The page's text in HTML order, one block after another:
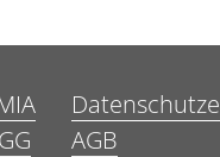
AGB